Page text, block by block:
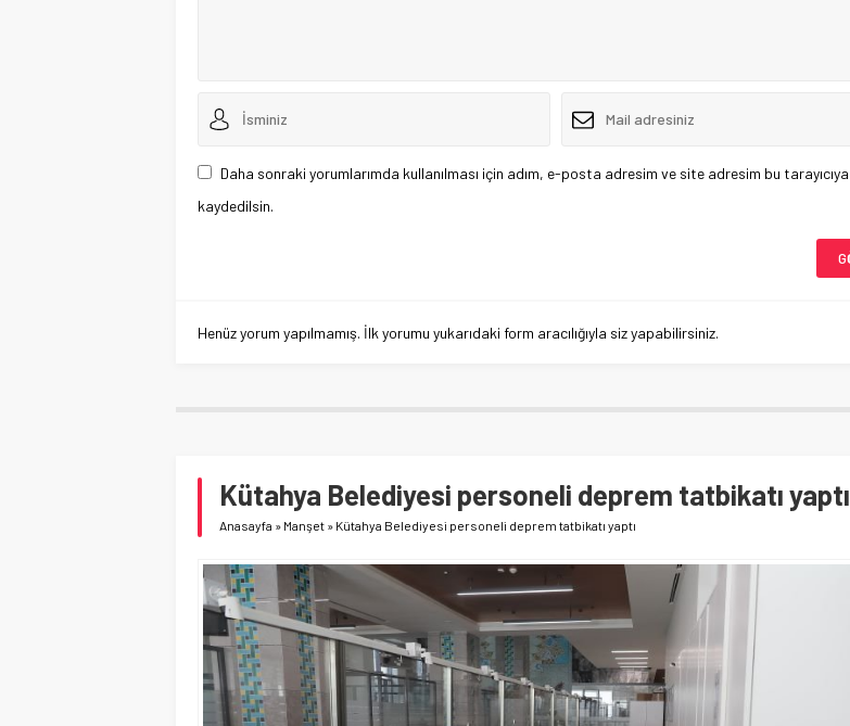
Daha sonraki yorumlarımda kullanılması için adım, e-posta adresim ve site adresim bu tarayıcıya
kaydedilsin.
Henüz yorum yapılmamış. İlk yorumu yukarıdaki form aracılığıyla siz yapabilirsiniz.
Kütahya Belediyesi personeli deprem tatbikatı yaptı
Anasayfa » Manşet » Kütahya Belediyesi personeli deprem tatbikatı yaptı